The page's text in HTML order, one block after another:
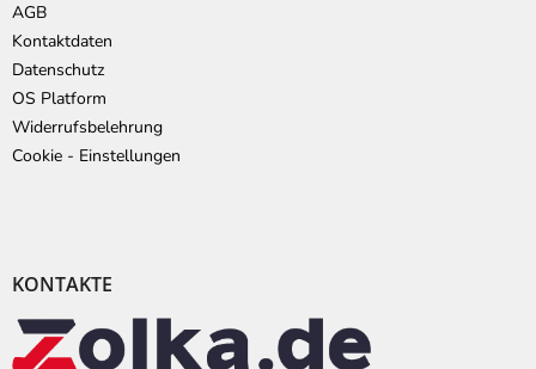
AGB
Kontaktdaten
Datenschutz
OS Platform
Widerrufsbelehrung
Cookie - Einstellungen
KONTAKTE